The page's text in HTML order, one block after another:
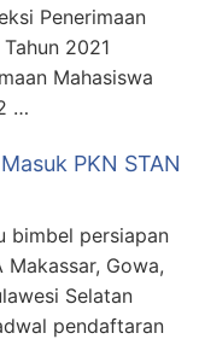
Penerimaan
2021
Mahasiswa
…
PKN STAN
bimbel persiapan
Makassar, Gowa,
Selatan
pendaftaran